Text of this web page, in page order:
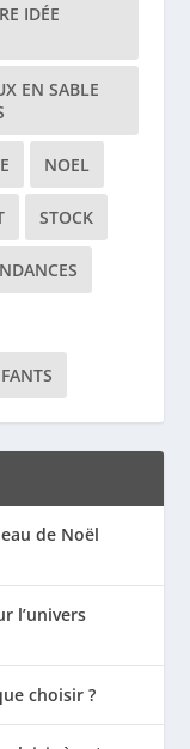
IDÉE
EN SABLE
NOEL
STOCK
de Noël
l’univers
choisir ?